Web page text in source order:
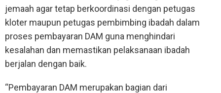
jemaah agar tetap berkoordinasi dengan petugas
kloter maupun petugas pembimbing ibadah dalam
proses pembayaran DAM guna menghindari
kesalahan dan memastikan pelaksanaan ibadah
berjalan dengan baik.
“Pembayaran DAM merupakan bagian dari